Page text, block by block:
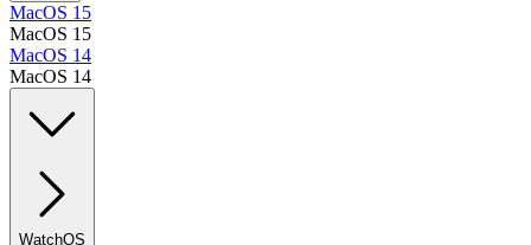
MacOS 15
MacOS 15
MacOS 14
MacOS 14
WatchOS